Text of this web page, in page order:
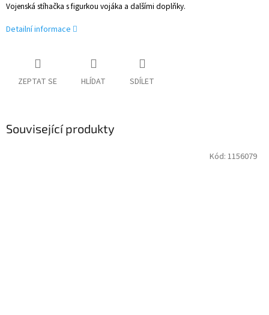
Vojenská stíhačka s figurkou vojáka a dalšími doplňky.
Detailní informace
ZEPTAT SE HLÍDAT SDÍLET
Související produkty
Kód: 1156079